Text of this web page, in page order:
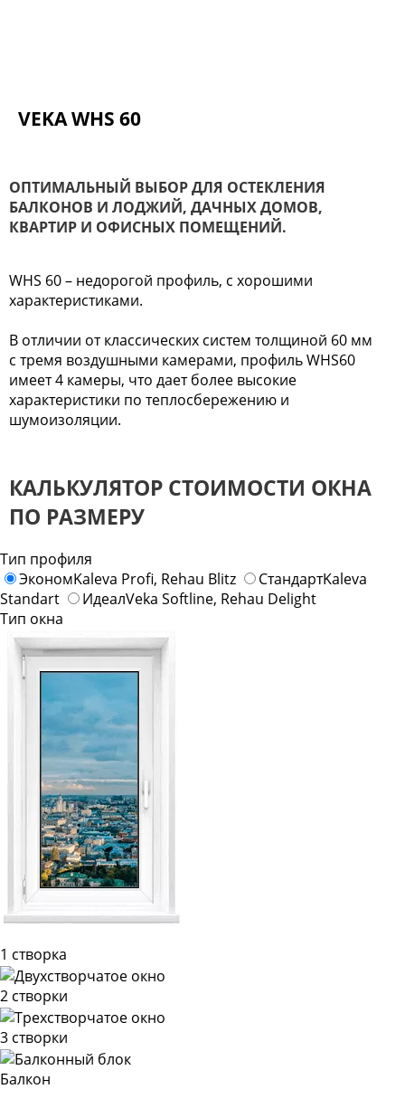
VEKA WHS 60
ОПТИМАЛЬНЫЙ ВЫБОР ДЛЯ ОСТЕКЛЕНИЯ
БАЛКОНОВ И ЛОДЖИЙ, ДАЧНЫХ ДОМОВ,
КВАРТИР И ОФИСНЫХ ПОМЕЩЕНИЙ.
WHS 60 – недорогой профиль, с хорошими
характеристиками.
В отличии от классических систем толщиной 60 мм
с тремя воздушными камерами, профиль WHS60
имеет 4 камеры, что дает более высокие
характеристики по теплосбережению и
шумоизоляции.
КАЛЬКУЛЯТОР СТОИМОСТИ ОКНА
ПО РАЗМЕРУ
Тип профиля
ЭкономKaleva Profi, Rehau Blitz СтандартKaleva
Standart
ИдеалVeka Softline, Rehau Delight
Тип окна
1 створка
2 створки
3 створки
Балкон